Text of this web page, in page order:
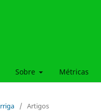
Sobre Métricas
/ Artigos